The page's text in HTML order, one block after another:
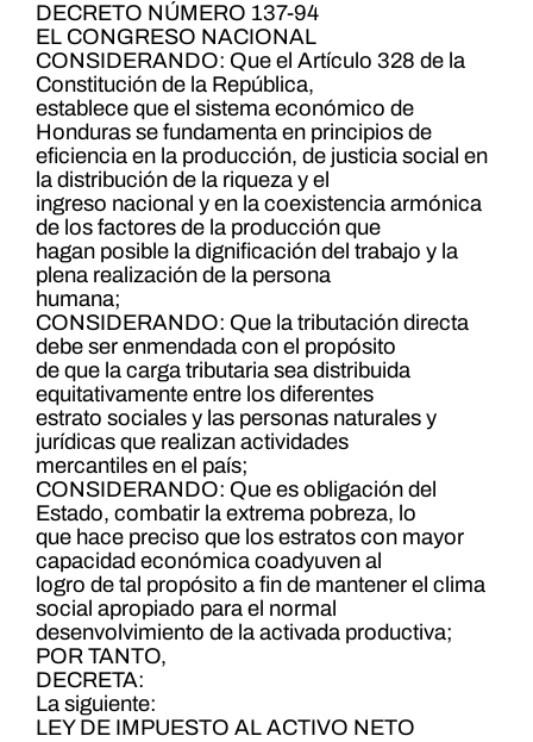
DECRETO NÚMERO 137-94
EL CONGRESO NACIONAL
CONSIDERANDO: Que el Artículo 328 de la
Constitución de la República,
establece que el sistema económico de
Honduras se fundamenta en principios de
eficiencia en la producción, de justicia social en
la distribución de la riqueza y el
ingreso nacional y en la coexistencia armónica
de los factores de la producción que
hagan posible la dignificación del trabajo y la
plena realización de la persona
humana;
CONSIDERANDO: Que la tributación directa
debe ser enmendada con el propósito
de que la carga tributaria sea distribuida
equitativamente entre los diferentes
estrato sociales y las personas naturales y
jurídicas que realizan actividades
mercantiles en el país;
CONSIDERANDO: Que es obligación del
Estado, combatir la extrema pobreza, lo
que hace preciso que los estratos con mayor
capacidad económica coadyuven al
logro de tal propósito a fin de mantener el clima
social apropiado para el normal
desenvolvimiento de la activada productiva;
POR TANTO,
DECRETA:
La siguiente:
LEY DE IMPUESTO AL ACTIVO NETO